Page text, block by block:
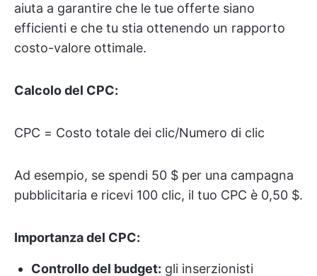
aiuta a garantire che le tue offerte siano
efficienti e che tu stia ottenendo un rapporto
costo-valore ottimale.
Calcolo del CPC:
CPC = Costo totale dei clic/Numero di clic
Ad esempio, se spendi 50 $ per una campagna
pubblicitaria e ricevi 100 clic, il tuo CPC è 0,50 $.
Importanza del CPC:
Controllo del budget: gli inserzionisti